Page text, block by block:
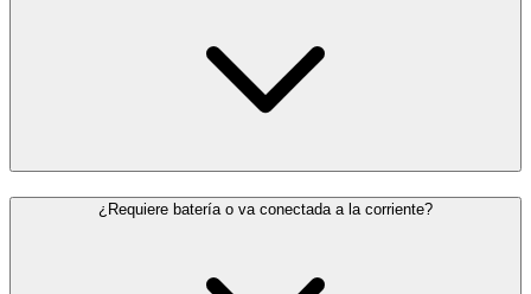
¿Requiere batería o va conectada a la corriente?